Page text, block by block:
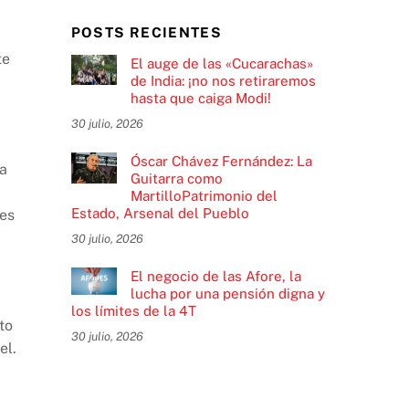
POSTS RECIENTES
El auge de las «Cucarachas»
de India: ¡no nos retiraremos
hasta que caiga Modi!
30 julio, 2026
Óscar Chávez Fernández: La
Guitarra como
MartilloPatrimonio del
Estado, Arsenal del Pueblo
30 julio, 2026
El negocio de las Afore, la
lucha por una pensión digna y
los límites de la 4T
30 julio, 2026